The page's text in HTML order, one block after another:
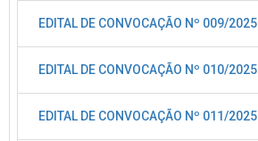
EDITAL DE CONVOCAÇÃO Nº 009/2025
EDITAL DE CONVOCAÇÃO Nº 010/2025
EDITAL DE CONVOCAÇÃO Nº 011/2025